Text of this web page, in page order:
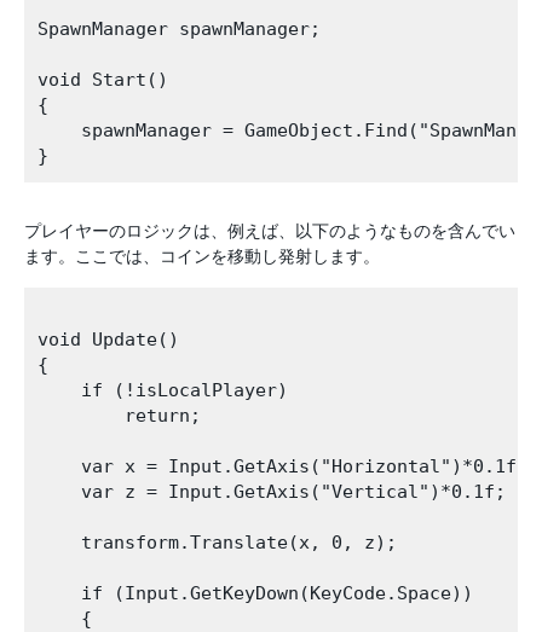
SpawnManager spawnManager;
void Start()
{
spawnManager =
プレイヤーのロジックは、例えば、以下のようなものを含んでい
ます。ここでは、コインを移動し発射します。
void Update()
{
    if (!isLocalPlayer)
        return;
    var x = Input.GetAxis("Horizontal")*0.1f;
    var z = Input.GetAxis("Vertical")*0.1f;
    transform.Translate(x, 0, z);
    if (Input.GetKeyDown(KeyCode.Space))
    {